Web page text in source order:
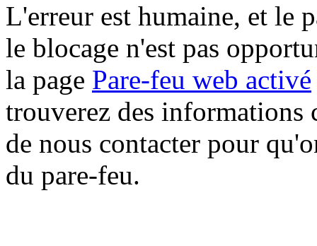
L'erreur est humaine, et le
le blocage n'est pas
la page Pare-feu web activé
trouverez des informations
de nous contacter pour
du pare-feu.